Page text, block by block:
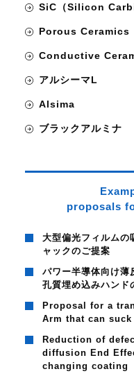
SiC（Silicon
Porous Ceramics
Conductive
アルシーマL
Alsima
ブラックアルミナ
proposals
大型偏光フィルムの
ャックのご提案
パワー半導体向け薄
孔質埋め込みハンド
Proposal for a
Arm that can suck
Reduction of
diffusion End
changing coating